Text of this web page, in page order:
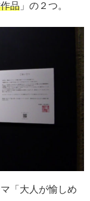
品 」の２つ。
「大人が愉しめ